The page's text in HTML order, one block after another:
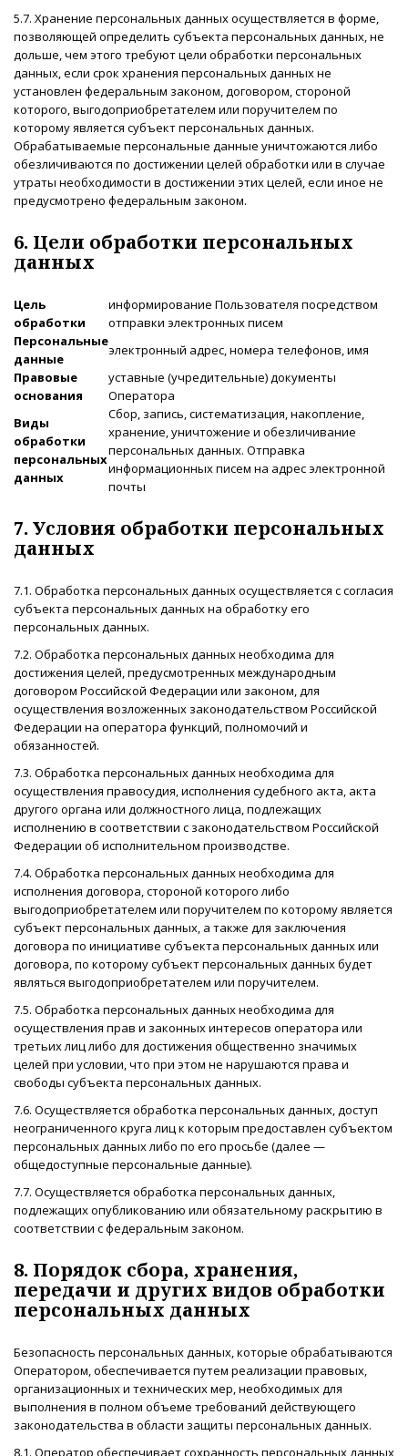
5.7. Хранение персональных данных осуществляется в форме,
позволяющей определить субъекта персональных данных, не
дольше, чем этого требуют цели обработки персональных
данных, если срок хранения персональных данных не
установлен федеральным законом, договором, стороной
которого, выгодоприобретателем или поручителем по
которому является субъект персональных данных.
Обрабатываемые персональные данные уничтожаются либо
обезличиваются по достижении целей обработки или в случае
утраты необходимости в достижении этих целей, если иное не
предусмотрено федеральным законом.
6. Цели обработки персональных
данных
Цель
обработки
информирование Пользователя посредством
отправки электронных писем
Персональные
данные
электронный адрес, номера телефонов, имя
Правовые
основания
уставные (учредительные) документы
Оператора
Виды
обработки
персональных
данных
Сбор, запись, систематизация, накопление,
хранение, уничтожение и обезличивание
персональных данных. Отправка
информационных писем на адрес электронной
почты
7. Условия обработки персональных
данных
7.1. Обработка персональных данных осуществляется с согласия
субъекта персональных данных на обработку его
персональных данных.
7.2. Обработка персональных данных необходима для
достижения целей, предусмотренных международным
договором Российской Федерации или законом, для
осуществления возложенных законодательством Российской
Федерации на оператора функций, полномочий и
обязанностей.
7.3. Обработка персональных данных необходима для
осуществления правосудия, исполнения судебного акта, акта
другого органа или должностного лица, подлежащих
исполнению в соответствии с законодательством Российской
Федерации об исполнительном производстве.
7.4. Обработка персональных данных необходима для
исполнения договора, стороной которого либо
выгодоприобретателем или поручителем по которому является
субъект персональных данных, а также для заключения
договора по инициативе субъекта персональных данных или
договора, по которому субъект персональных данных будет
являться выгодоприобретателем или поручителем.
7.5. Обработка персональных данных необходима для
осуществления прав и законных интересов оператора или
третьих лиц либо для достижения общественно значимых
целей при условии, что при этом не нарушаются права и
свободы субъекта персональных данных.
7.6. Осуществляется обработка персональных данных, доступ
неограниченного круга лиц к которым предоставлен субъектом
персональных данных либо по его просьбе (далее —
общедоступные персональные данные).
7.7. Осуществляется обработка персональных данных,
подлежащих опубликованию или обязательному раскрытию в
соответствии с федеральным законом.
8. Порядок сбора, хранения,
передачи и других видов обработки
персональных данных
Безопасность персональных данных, которые обрабатываются
Оператором, обеспечивается путем реализации правовых,
организационных и технических мер, необходимых для
выполнения в полном объеме требований действующего
законодательства в области защиты персональных данных.
8.1. Оператор обеспечивает сохранность персональных данных